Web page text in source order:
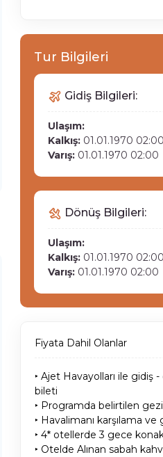
Tur Bilgileri
Gidiş Bilgileri:
Ulaşım:
Kalkış:01.01.1970 02:00
Varış:01.01.1970 02:00
Dönüş Bilgileri:
Ulaşım:
Kalkış:01.01.1970 02:00
Varış:01.01.1970 02:00
Fiyata Dahil Olanlar
‣ Ajet Havayolları ile gidiş
bileti
‣ Programda belirtilen
‣ Havalimanı karşılama
‣ 4* otellerde 3 gece
‣ Otelde Alınan sabah